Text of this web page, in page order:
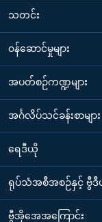
သတင်း
၀န်ဆောင်မှုများ
အပတ်စဉ်ကဏ္ဍများ
အင်္ဂလိပ်သင်ခန်းစာများ
ရေဒီယို
ရုပ်သံအစီအစဉ်နှင့် ဗွီဒီ
ဗွီအိုအေအကြောင်း